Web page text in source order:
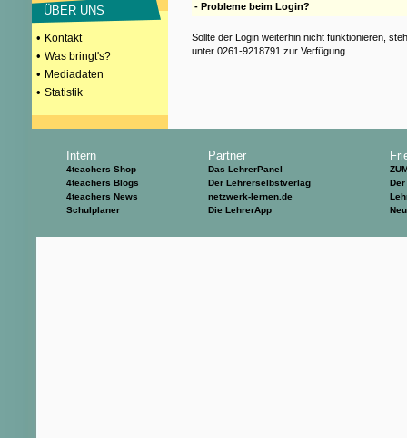
ÜBER UNS
• Kontakt
• Was bringt's?
• Mediadaten
• Statistik
- Probleme beim Login?
Sollte der Login weiterhin nicht funktionieren,
unter 0261-9218791 zur Verfügung.
Intern
4teachers Shop
4teachers Blogs
4teachers News
Schulplaner
Partner
Das LehrerPanel
Der Lehrerselbstverlag
netzwerk-lernen.de
Die LehrerApp